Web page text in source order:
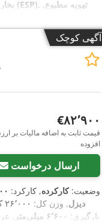
آگهی کوچک
‎€۸۲٬۹۰۰
قیمت ثابت به اضافه مالیات بر
افزوده
ارسال درخواست
وضعیت:کارکرده, کارکرد:
دیزل, وزن کل: ۲۶٬۰۰۰ کیلوگرم
بارگیری: ۶٬۶۰۰ میلی‌متر ,